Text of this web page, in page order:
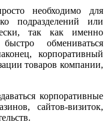
необходимо для
подразделений или
так как именно
обмениваться
корпоративный
товаров компании,
корпоративные
сайтов-визиток,